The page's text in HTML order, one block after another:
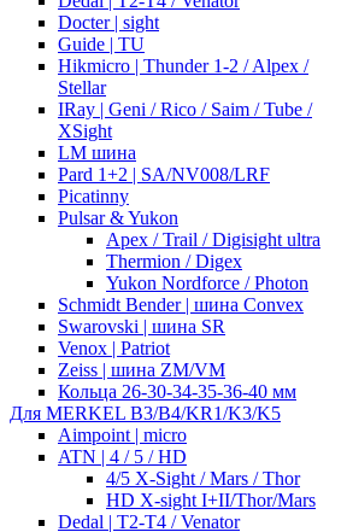
Docter | sight
Guide | TU
Hikmicro | Thunder 1-2 / Alpex /
Stellar
IRay | Geni / Rico / Saim / Tube /
XSight
LM шина
Pard 1+2 | SA/NV008/LRF
Picatinny
Pulsar & Yukon
Apex / Trail / Digisight ultra
Thermion / Digex
Yukon Nordforce / Photon
Schmidt Bender | шина Convex
Swarovski | шина SR
Venox | Patriot
Zeiss | шина ZM/VM
Кольца 26-30-34-35-36-40 мм
Для MERKEL B3/B4/KR1/K3/K5
Aimpoint | micro
ATN | 4 / 5 / HD
4/5 X-Sight / Mars / Thor
HD X-sight I+II/Thor/Mars
Dedal | T2-T4 / Venator